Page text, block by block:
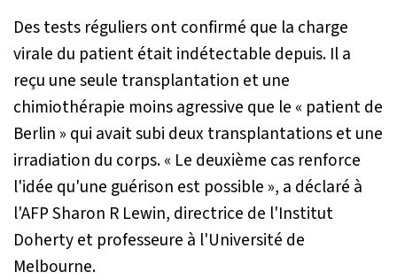
Des tests réguliers ont confirmé que la charge
virale du patient était indétectable depuis. Il a
reçu une seule transplantation et une
chimiothérapie moins agressive que le « patient de
Berlin » qui avait subi deux transplantations et une
irradiation du corps.« Le deuxième cas renforce
l'idée qu'une guérison est possible », a déclaré à
l'AFP Sharon R Lewin, directrice de l'Institut
Doherty et professeure à l'Université de
Melbourne.